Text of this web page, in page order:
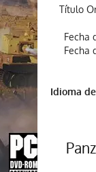
Título
Fecha
Fecha
Idioma